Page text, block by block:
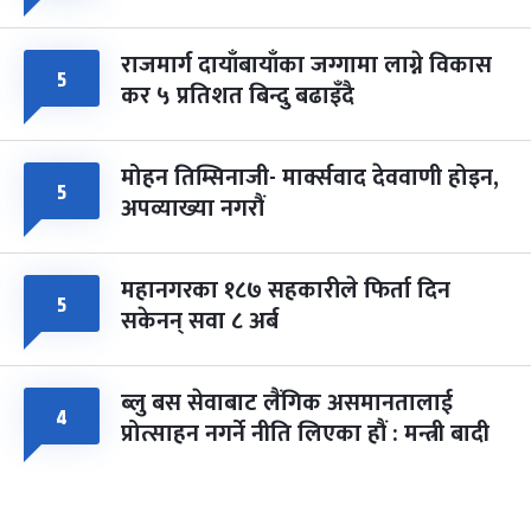
५ राजमार्ग दायाँबायाँका जग्गामा लाग्ने विकास
कर ५ प्रतिशत बिन्दु बढाइँदै
५ मोहन तिम्सिनाजी- मार्क्सवाद देववाणी होइन,
अपव्याख्या नगरौं
५ महानगरका १८७ सहकारीले फिर्ता दिन
सकेनन् सवा ८ अर्ब
४ ब्लु बस सेवाबाट लैंगिक असमानतालाई
प्रोत्साहन नगर्ने नीति लिएका हौं : मन्त्री बादी